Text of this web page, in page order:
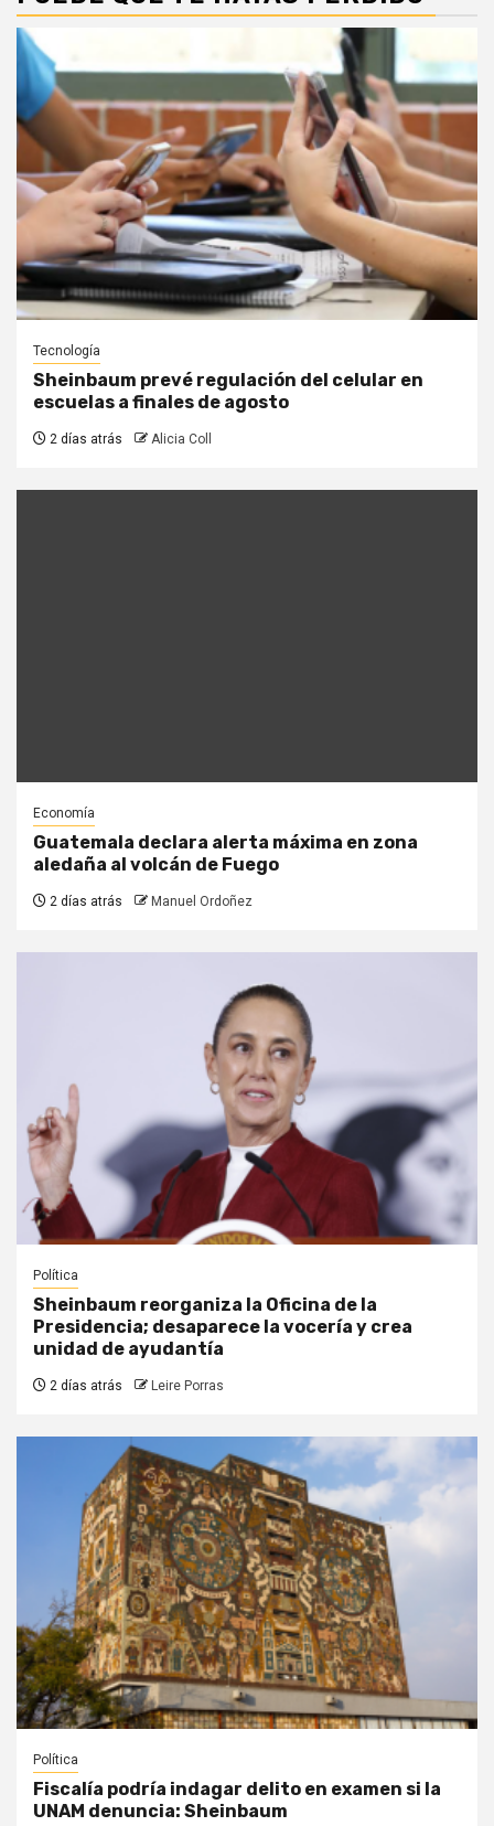
Tecnología
Sheinbaum prevé regulación del celular en
escuelas a finales de agosto
2 días atrás Alicia Coll
Economía
Guatemala declara alerta máxima en zona
aledaña al volcán de Fuego
2 días atrás Manuel Ordoñez
Política
Sheinbaum reorganiza la Oficina de la
Presidencia; desaparece la vocería y crea
unidad de ayudantía
2 días atrás Leire Porras
Política
Fiscalía podría indagar delito en examen si la
UNAM denuncia: Sheinbaum